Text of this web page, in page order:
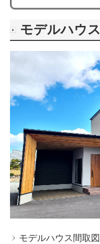
モデルハウス
モデルハウス間取図